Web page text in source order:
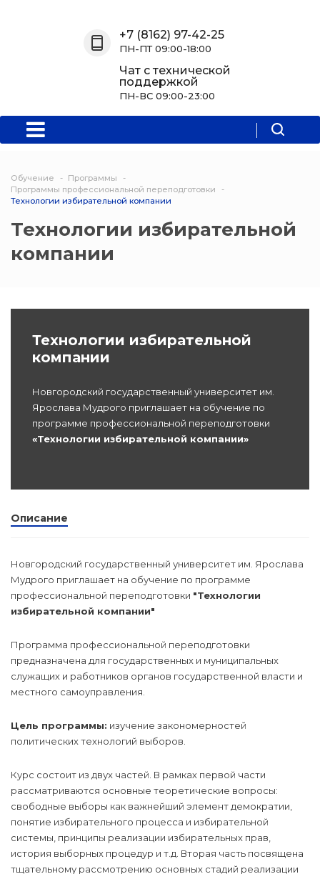
Программы
Проф
(Скрытые)
Мероприятия
Информация
+7 (8162) 97-42-25
ПН-ПТ 09:00-18:00
Чат с технической
поддержкой
ПН-ВС 09:00-23:00
Обучение
Программы
Программы профессиональной переподготовки
Технологии избирательной компании
Технологии избирательной
компании
Технологии избирательной
компании
Новгородский государственный университет им.
Ярослава Мудрого приглашает на обучение по
программе профессиональной переподготовки
«Технологии избирательной компании»
Описание
Новгородский государственный университет им. Ярослава
Мудрого приглашает на обучение по программе
профессиональной переподготовки "Технологии
избирательной компании"
Программа профессиональной переподготовки
предназначена для государственных и муниципальных
служащих и работников органов государственной власти и
местного самоуправления.
Цель программы: изучение закономерностей
политических технологий выборов.
Курс состоит из двух частей. В рамках первой части
рассматриваются основные теоретические вопросы:
свободные выборы как важнейший элемент демократии,
понятие избирательного процесса и избирательной
системы, принципы реализации избирательных прав,
история выборных процедур и т.д. Вторая часть посвящена
тщательному рассмотрению основных стадий реализации